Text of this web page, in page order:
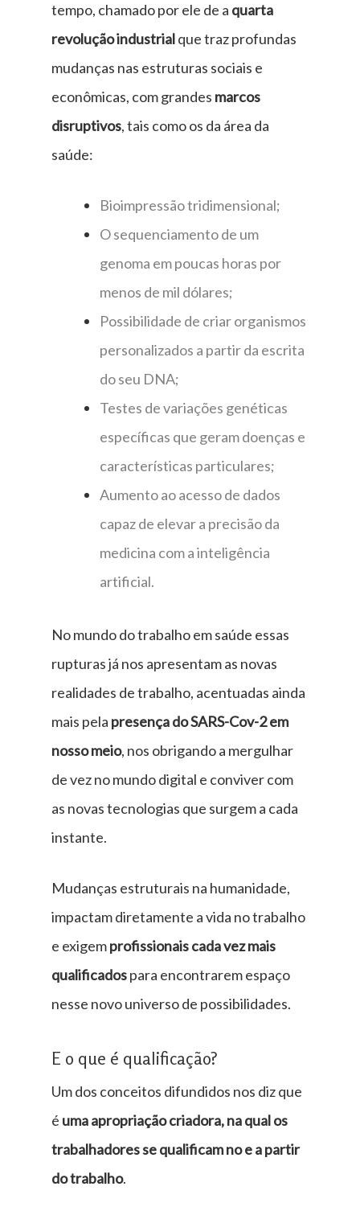
tempo, chamado por ele de a quarta
revolução industrialque traz profundas
mudanças nas estruturas sociais e
econômicas, com grandes marcos
disruptivos, tais como os da área da
saúde:
Bioimpressão tridimensional;
O sequenciamento de um
genoma em poucas horas por
menos de mil dólares;
Possibilidade de criar organismos
personalizados a partir da escrita
do seu DNA;
Testes de variações genéticas
específicas que geram doenças e
características particulares;
Aumento ao acesso de dados
capaz de elevar a precisão da
medicina com a inteligência
artificial.
No mundo do trabalho em saúde essas
rupturas já nos apresentam as novas
realidades de trabalho, acentuadas ainda
mais pela presença do SARS-Cov-2 em
nosso meio, nos obrigando a mergulhar
de vez no mundo digital e conviver com
as novas tecnologias que surgem a cada
instante.
Mudanças estruturais na humanidade,
impactam diretamente a vida no trabalho
e exigemprofissionais cada vez mais
qualificadospara encontrarem espaço
nesse novo universo de possibilidades.
E o que é qualificação?
Um dos conceitos difundidos nos diz que
é uma apropriação criadora, na qual os
trabalhadores se qualificam no e a partir
do trabalho.